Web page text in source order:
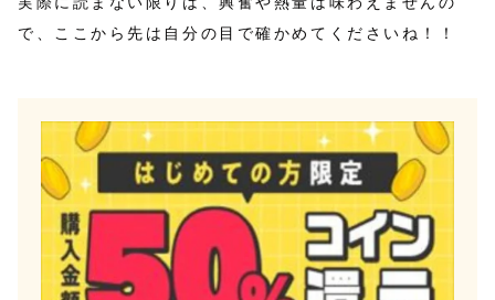
で、ここから先は自分の目で確かめてくださいね！！